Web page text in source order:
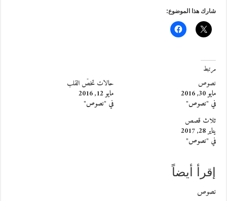
شارك هذا الموضوع:
مرتبط
نصوص
مايو 30, 2016
في "نصوص"
حالات تخصّ القلب
مايو 12, 2016
في "نصوص"
ثلاث قصص
يناير 28, 2017
في "نصوص"
إقرأ أيضاً
نصوص